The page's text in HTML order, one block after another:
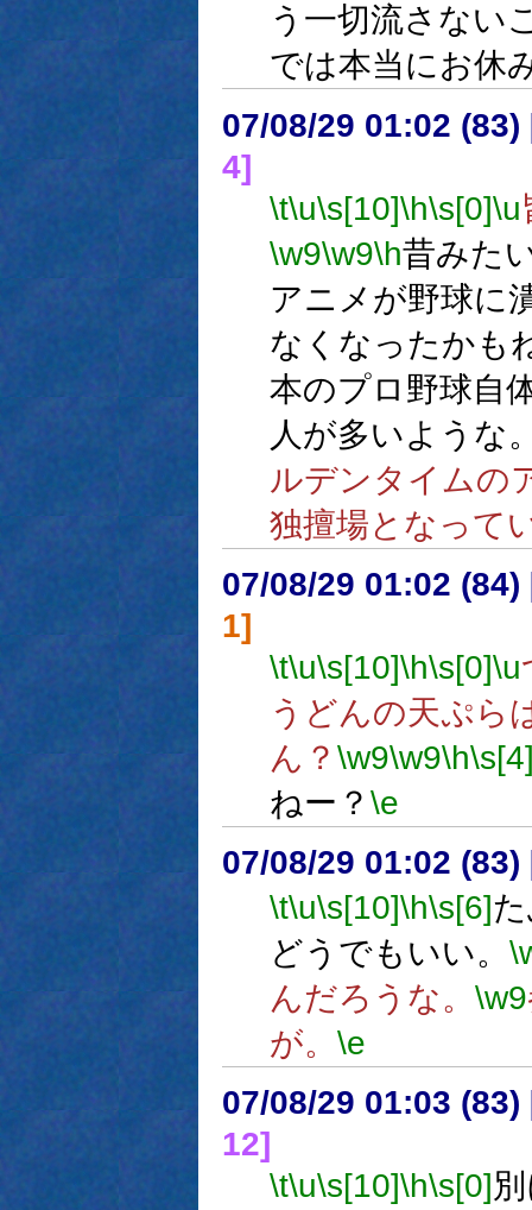
う一切流さない
では本当にお休
07/08/29 01:02 (83)
4]
\t\u\s[10]\h\s[0]\u
\w9\w9\h昔みた
アニメが野球に
なくなったかも
本のプロ野球自
人が多いような
ルデンタイムの
独擅場となって
07/08/29 01:02 (84)
1]
\t\u\s[10]\h\s[0]\u
うどんの天ぷら
ん？ \w9\w9\h
ねー？ \e
07/08/29 01:02 (83)
\t\u\s[10]\h\s[6]
どうでもいい。
んだろうな。 \w9
が。 \e
07/08/29 01:03 (83)
12]
\t\u\s[10]\h\s[0]